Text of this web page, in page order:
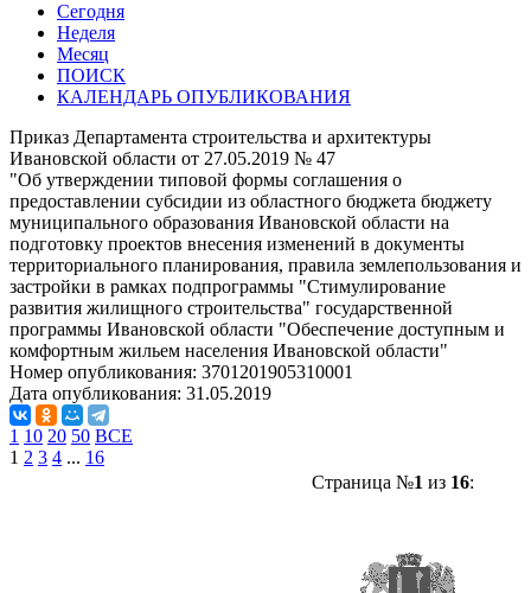
Сегодня
Неделя
Месяц
ПОИСК
КАЛЕНДАРЬ ОПУБЛИКОВАНИЯ
Приказ Департамента строительства и архитектуры
Ивановской области от 27.05.2019 № 47
"Об утверждении типовой формы соглашения о
предоставлении субсидии из областного бюджета бюджету
муниципального образования Ивановской области на
подготовку проектов внесения изменений в документы
территориального планирования, правила землепользования и
застройки в рамках подпрограммы "Стимулирование
развития жилищного строительства" государственной
программы Ивановской области "Обеспечение доступным и
комфортным жильем населения Ивановской области"
Номер опубликования: 3701201905310001
Дата опубликования: 31.05.2019
1 10 20 50 ВСЕ
1 2 3 4 ... 16
Страница №1 из 16: